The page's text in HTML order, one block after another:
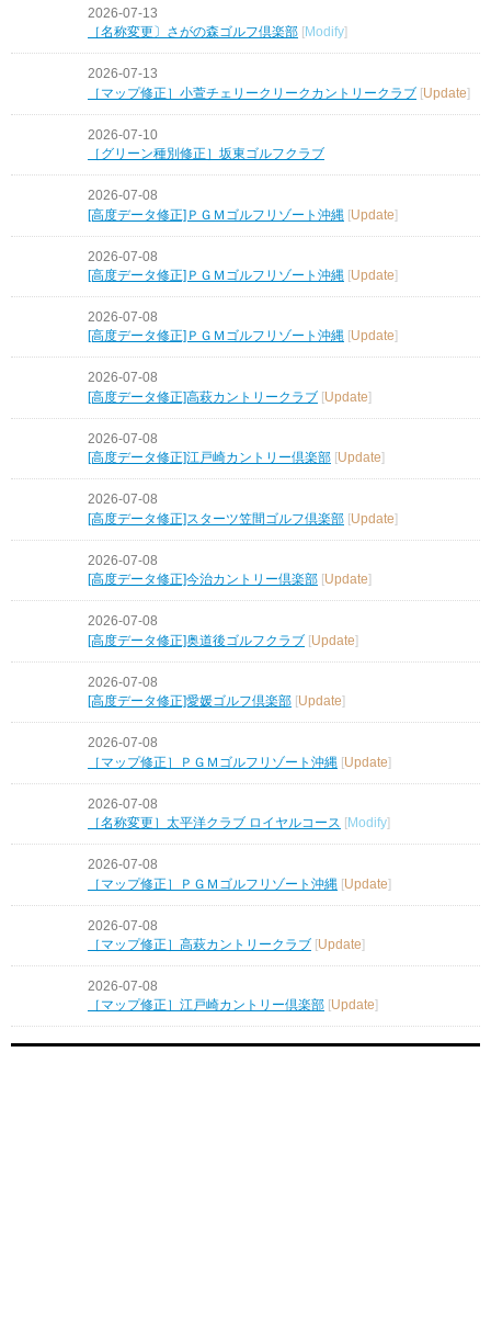
2026-07-13
［名称変更〕さがの森ゴルフ倶楽部
Modify
2026-07-13
［マップ修正］小萱チェリークリークカントリークラブ [Update]
2026-07-10
［グリーン種別修正］坂東ゴルフクラブ
2026-07-08
[高度データ修正]ＰＧＭゴルフリゾート沖縄 [Update]
2026-07-08
[高度データ修正]ＰＧＭゴルフリゾート沖縄 [Update]
2026-07-08
[高度データ修正]ＰＧＭゴルフリゾート沖縄 Update
2026-07-08
[高度データ修正]高萩カントリークラブ [Update]
2026-07-08
[高度データ修正]江戸崎カントリー倶楽部 Update
2026-07-08
[高度データ修正]スターツ笠間ゴルフ倶楽部 [Update]
2026-07-08
[高度データ修正]今治カントリー倶楽部 Update
2026-07-08
[高度データ修正]奥道後ゴルフクラブ [Update]
2026-07-08
[高度データ修正]愛媛ゴルフ倶楽部 Update
2026-07-08
［マップ修正］ＰＧＭゴルフリゾート沖縄 [Update]
2026-07-08
［名称変更］太平洋クラブ ロイヤルコース [Modify]
2026-07-08
［マップ修正］ＰＧＭゴルフリゾート沖縄 [Update]
2026-07-08
［マップ修正］高萩カントリークラブ [Update]
2026-07-08
［マップ修正］江戸崎カントリー倶楽部 Update